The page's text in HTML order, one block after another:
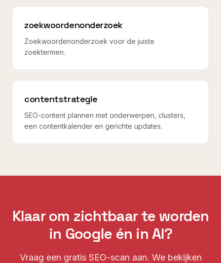
zoekwoordenonderzoek
Zoekwoordenonderzoek voor de juiste
zoektermen.
contentstrategie
SEO-content plannen met onderwerpen, clusters,
een contentkalender en gerichte updates.
Klaar om zichtbaar te worden
in Google én in AI?
Vraag een gratis SEO-scan aan. We bekijken